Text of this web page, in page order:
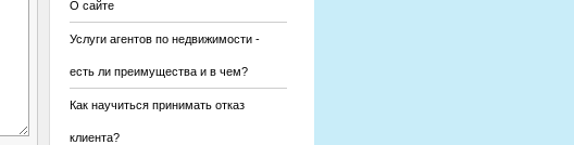
О сайте
Услуги агентов по недвижимости -
есть ли преимущества и в чем?
Как научиться принимать отказ
клиента?